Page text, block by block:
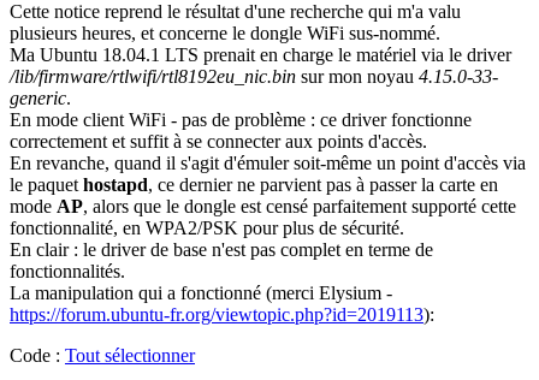
Cette notice reprend le résultat d'une recherche qui m'a valu
plusieurs heures, et concerne le dongle WiFi sus-nommé.
Ma Ubuntu 18.04.1 LTS prenait en charge le matériel via le driver
/lib/firmware/rtlwifi/rtl8192eu_nic.bin sur mon noyau 4.15.0-33-
generic.
En mode client WiFi - pas de problème : ce driver fonctionne
correctement et suffit à se connecter aux points d'accès.
En revanche, quand il s'agit d'émuler soit-même un point d'accès via
le paquet hostapd, ce dernier ne parvient pas à passer la carte en
mode AP, alors que le dongle est censé parfaitement supporté cette
fonctionnalité, en WPA2/PSK pour plus de sécurité.
En clair : le driver de base n'est pas complet en terme de
fonctionnalités.
La manipulation qui a fonctionné (merci Elysium -
https://forum.ubuntu-fr.org/viewtopic.php?id=2019113):
Code : Tout sélectionner